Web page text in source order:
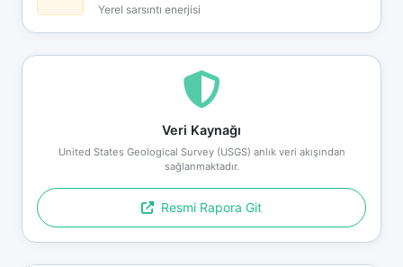
Yerel sarsıntı enerjisi
Veri Kaynağı
United States Geological Survey (USGS) anlık veri akışından
sağlanmaktadır.
Resmi Rapora Git